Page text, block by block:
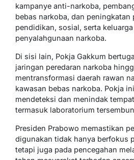
kampanye anti-narkoba,
bebas narkoba, dan peningkatan
pendidikan, sosial, serta
penyalahgunaan narkoba.
Di sisi lain, Pokja Gakkum
jaringan peredaran narkoba
mentransformasi daerah rawan
kawasan bebas narkoba. Pokja
mendeteksi dan menindak
termasuk laboratorium
Presiden Prabowo memastikan
digunakan tidak hanya berfokus
tetapi juga pada pencegahan